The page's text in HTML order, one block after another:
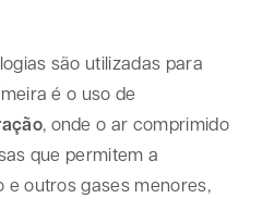
são utilizadas para
é o uso de
, onde o ar comprimido
que permitem a
e outros gases menores,